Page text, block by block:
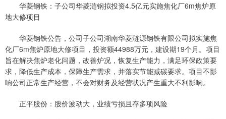
华菱钢铁：子公司华菱涟钢拟投资4.5亿元实施焦化厂6m焦炉原
地大修项目
华菱钢铁公告，公司子公司湖南华菱涟源钢铁有限公司拟实施焦
化厂6m焦炉原地大修项目，投资额44988万元，建设期19个月。项目
旨在解决焦炉老化问题，改善炉况，恢复生产能力，满足环保政策要
求，降低生产成本，保障生产需求，并落实节能减碳要求。项目不影
响公司正常生产经营，不会对财务及经营状况产生重大不利影响。
正平股份：股价波动大，业绩亏损且存多项风险